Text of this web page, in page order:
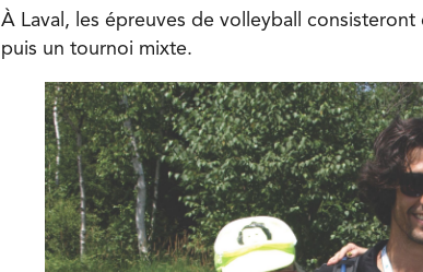
À Laval, les épreuves de volleyball
puis un tournoi mixte.